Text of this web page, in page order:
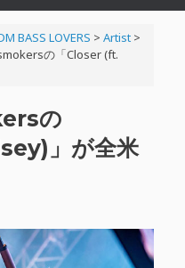
BASS LOVERS > Artist>
の「Closer (ft.
の
」が全米